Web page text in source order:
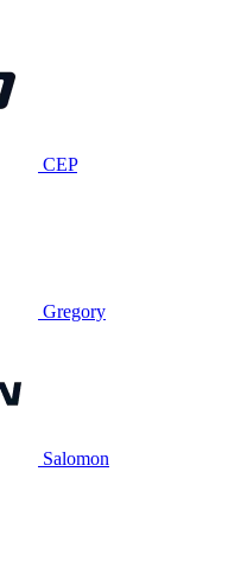
CEP
Gregory
Salomon